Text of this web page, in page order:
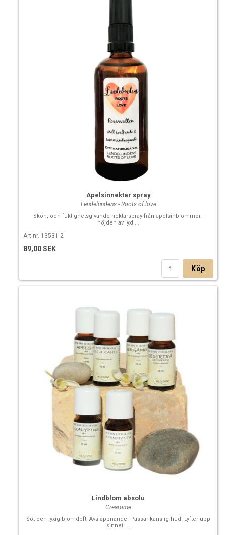
Apelsinnektar spray
Lendelundens - Roots of love
Skön, och fuktighetsgivande nektarspray från apelsinblommor -
höjden av lyx! ...
Art nr. 13531-2
89,00 SEK
Köp
Lindblom absolu
Crearome
Söt och lyxig blomdoft. Avslappnande. Passar känslig hud. Lyfter upp
sinnet. ...